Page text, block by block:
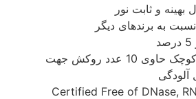
و ثابت نور
نسبت به برندهای دیگر
پکیج های نایلونی کوچک حاوی 10 عدد روکش جهت
آلودگی
Certified Free of DNase,